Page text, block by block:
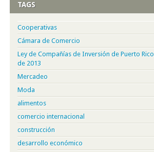
TAGS
Cooperativas
Cámara de Comercio
Ley de Compañías de Inversión de Puerto Rico
de 2013
Mercadeo
Moda
alimentos
comercio internacional
construcción
desarrollo económico